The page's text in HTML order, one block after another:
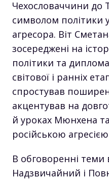
Чехословаччини до
символом політики
агресора. Віт
зосереджені на
політики та
світової і ранніх
спростував
акцентував на
й уроках Мюнхена
російською
В обговоренні теми
Надзвичайний і